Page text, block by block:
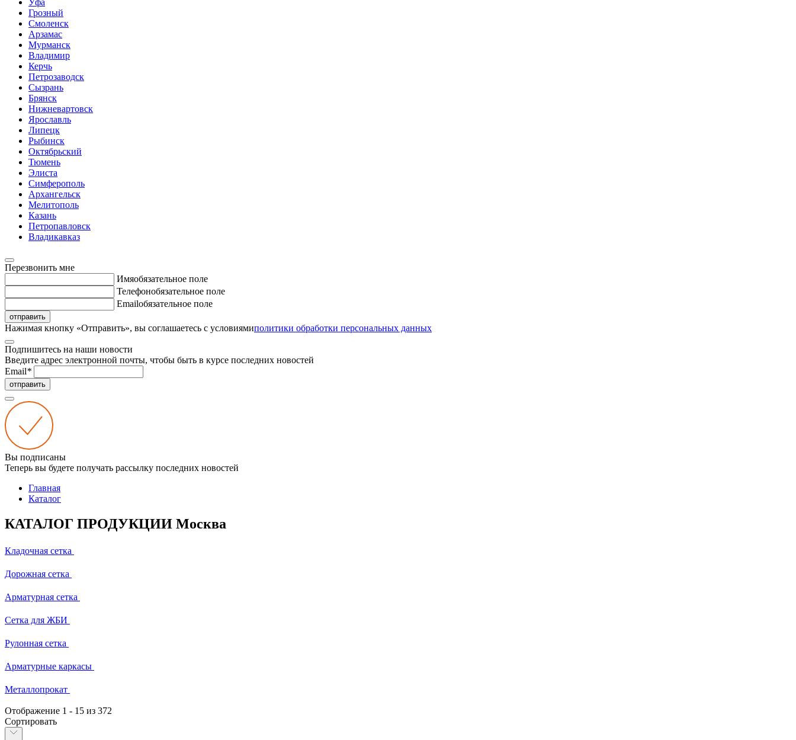
Уфа
Грозный
Смоленск
Арзамас
Мурманск
Владимир
Керчь
Петрозаводск
Сызрань
Брянск
Нижневартовск
Ярославль
Липецк
Рыбинск
Октябрьский
Тюмень
Элиста
Симферополь
Архангельск
Мелитополь
Казань
Петропавловск
Владикавказ
Перезвонить мне
Имяобязательное поле
Телефонобязательное поле
Emailобязательное поле
отправить
Нажимая кнопку «Отправить», вы соглашаетесь с условиямиполитики обработки персональных данных
Подпишитесь на наши новости
Введите адрес электронной почты, чтобы быть в курсе последних новостей
Email*
отправить
Вы подписаны
Теперь вы будете получать рассылку последних новостей
Главная
Каталог
КАТАЛОГ ПРОДУКЦИИ Москва
Кладочная сетка
Дорожная сетка
Арматурная сетка
Сетка для ЖБИ
Рулонная сетка
Арматурные каркасы
Металлопрокат
Отображение 1 - 15 из 372
Сортировать